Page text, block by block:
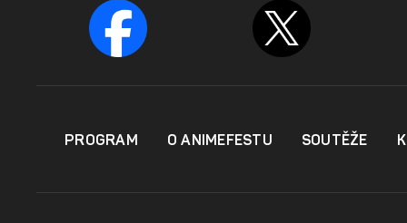
PROGRAM O ANIMEFESTU SOUTĚŽE